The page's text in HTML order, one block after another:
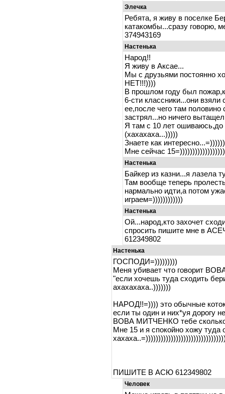
Элечка
Ребята, я живу в поселке
катакомбы...сразу говорю,
374943169
Настенька
Народ!!
Я живу в Аксае...
Мы с друзьями постоянно
НЕТ!!!))))
В прошлом году был
6-сти классники...они взяли
ее,после чего там
застрял...но ничего
Я там с 10 лет ошиваюсь,до
(хахахаха...)))))
Знаете как
Мне сейчас 15=))))))))))))))))))
Настенька
Байкер из казни...я лазела
Там вообще теперь
нармально идти,а потом
играем=))))))))))))
Настенька
Ой...народ,кто захочет
спросить пишите мне в
612349802
Настенька
ГОСПОДИ=)))))))))
Меня убивает что говорит
"если хочешь туда сходить
ахахахаха..)))))))
НАРОД!!=)))) это обычные
если ты один и них*уя дорогу
ВОВА МИТЧЕНКО тебе
Мне 15 и я спокойно хожу
ПИШИТЕ В АСЮ 612349802
Человек